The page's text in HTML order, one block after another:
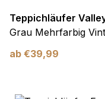
Teppichläufer
Grau Mehrfarbig
ab €39,99